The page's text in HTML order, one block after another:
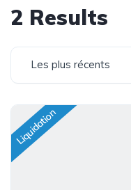
2 Results
Les plus récents
Liquidation